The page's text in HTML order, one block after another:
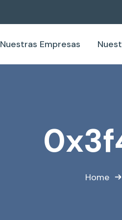
Nuestras Empresas
Home